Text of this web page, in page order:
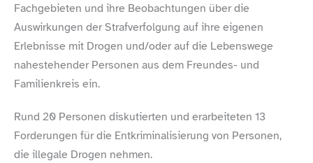
Fachgebieten und ihre Beobachtungen über die
Auswirkungen der Strafverfolgung auf ihre eigenen
Erlebnisse mit Drogen und/​oder auf die Lebenswege
nahestehender Personen aus dem Freundes- und
Familienkreis ein.
Rund 20 Personen diskutierten und erarbeiteten 13
Forderungen für die Entkriminalisierung von Personen,
die illegale Drogen nehmen.